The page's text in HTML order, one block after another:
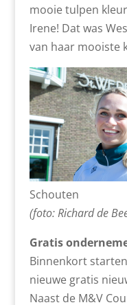
mooie tulpen
Irene! Dat was
van haar mooiste
Schouten
(foto: Richard de
Gratis
Binnenkort
nieuwe gratis
Naast de M&V